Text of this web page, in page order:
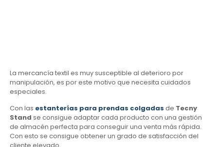
La mercancía textil es muy susceptible al deterioro por
manipulación, es por este motivo que necesita cuidados
especiales.
Con las estanterías para prendas colgadas de Tecny
Stand se consigue adaptar cada producto con una gestión
de almacén perfecta para conseguir una venta más rápida.
Con esto se consigue obtener un grado de satisfacción del